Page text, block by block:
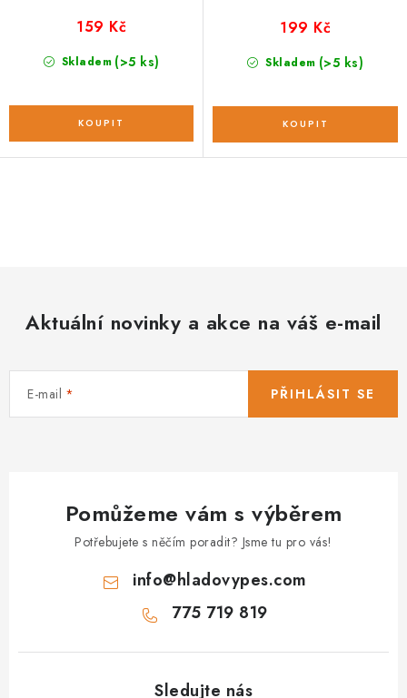
Skladem (>5 ks)
159 Kč
Skladem (>5 ks)
199 Kč
í
r
Aktuální novinky a akce na váš e-mail
E-mail PŘIHLÁSIT SE
Pomůžeme vám s výběrem
Potřebujete s něčím poradit? Jsme tu pro vás!
info@hladovypes.com
775 719 819